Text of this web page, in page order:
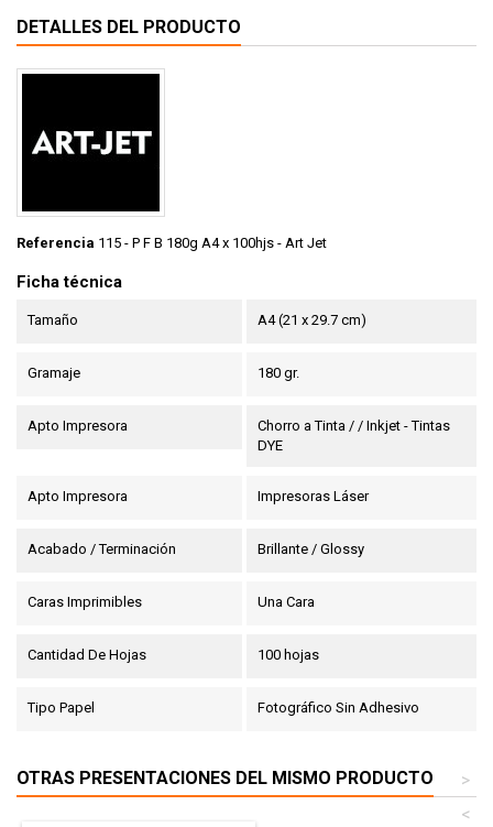
DETALLES DEL PRODUCTO
Referencia 115 - P F B 180g A4 x 100hjs - Art Jet
Ficha técnica
Tamaño A4 (21 x 29.7 cm)
Gramaje 180 gr.
Apto Impresora
Chorro a Tinta / / Inkjet - Tintas
DYE
Apto Impresora Impresoras Láser
Acabado / Terminación Brillante / Glossy
Caras Imprimibles Una Cara
Cantidad De Hojas 100 hojas
Tipo Papel Fotográfico Sin Adhesivo
OTRAS PRESENTACIONES DEL MISMO PRODUCTO
>
<